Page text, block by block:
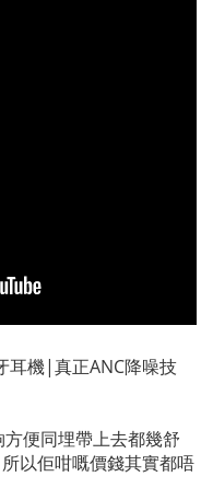
耳機|真正ANC降噪技
便同埋帶上去都幾舒
以佢咁嘅價錢其實都唔